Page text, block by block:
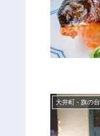
大井町 - 旗の台